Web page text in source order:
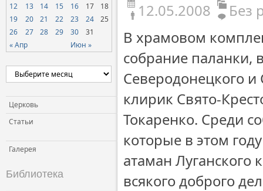
« Апр Июн »
12
13 14 15 16 17
18
19
20 21 22 23 24
25
26
27 28 29 30 31
Церковь
Статьи
Галерея
Библиотека
12.05.2008
Без
В храмовом
собрание паланки,
Северодонецкого и
клирик Свято-
Токаренко. Среди
которые в этом
атаман Луганского
всякого доброго